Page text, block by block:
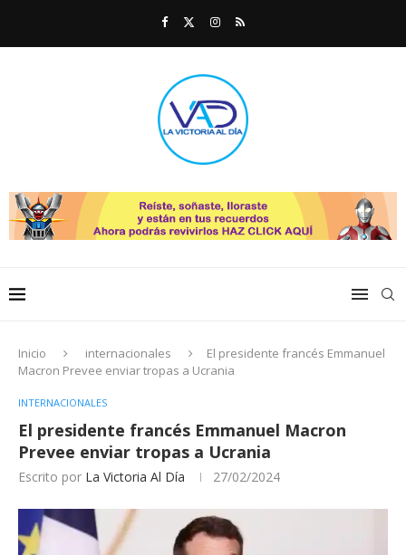
Inicio internacionales
El presidente francés Emmanuel
Macron Prevee enviar tropas a Ucrania
INTERNACIONALES
El presidente francés Emmanuel Macron
Prevee enviar tropas a Ucrania
Escrito por La Victoria Al Día 27/02/2024